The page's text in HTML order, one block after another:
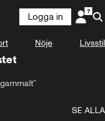
Logga in
Nöje Livsstil
SE ALLA